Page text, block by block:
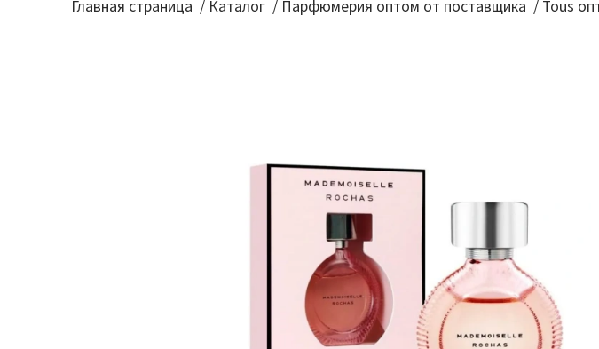
Главная страница / Каталог / Парфюмерия оптом от поставщика / Tous